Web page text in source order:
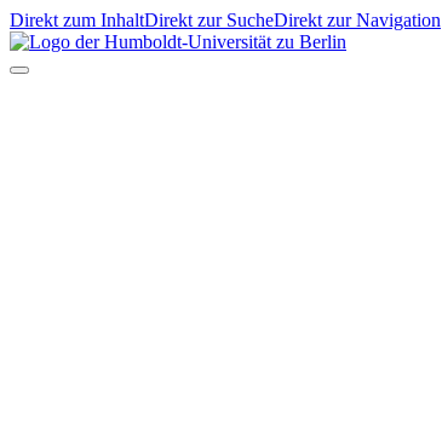
Direkt zum InhaltDirekt zur SucheDirekt zur Navigation